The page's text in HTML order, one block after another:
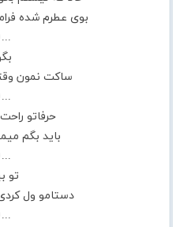
بوی عطرم شده
ساکت نمون
حرفاتو
باید بگم
تو
دستامو ول